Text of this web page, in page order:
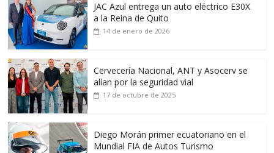
JAC Azul entrega un auto eléctrico E30X
a la Reina de Quito
14 de enero de 2026
Cervecería Nacional, ANT y Asocerv se
alían por la seguridad vial
17 de octubre de 2025
Diego Morán primer ecuatoriano en el
Mundial FIA de Autos Turismo